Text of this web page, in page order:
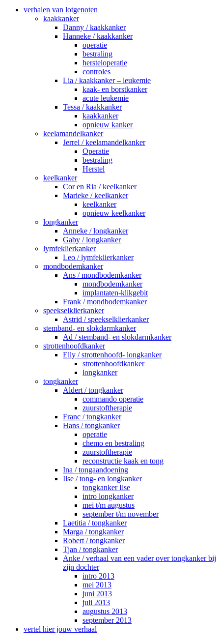
verhalen van lotgenoten
kaakkanker
Danny / kaakkanker
Hanneke / kaakkanker
operatie
bestraling
hersteloperatie
controles
Lia / kaakkanker – leukemie
kaak- en borstkanker
acute leukemie
Tessa / kaakkanker
kaakkanker
opnieuw kanker
keelamandelkanker
Jerrel / keelamandelkanker
Operatie
bestraling
Herstel
keelkanker
Cor en Ria / keelkanker
Marieke / keelkanker
keelkanker
opnieuw keelkanker
longkanker
Anneke / longkanker
Gaby / longkanker
lymfeklierkanker
Leo / lymfeklierkanker
mondbodemkanker
Ans / mondbodemkanker
mondbodemkanker
implantaten-klikgebit
Frank / mondbodemkanker
speekselklierkanker
Astrid / speekselklierkanker
stemband- en slokdarmkanker
Ad / stemband- en slokdarmkanker
strottenhoofdkanker
Elly / strottenhoofd- longkanker
strottenhoofdkanker
longkanker
tongkanker
Aldert / tongkanker
commando operatie
zuurstoftherapie
Franc / tongkanker
Hans / tongkanker
operatie
chemo en bestraling
zuurstoftherapie
reconstructie kaak en tong
Ina / tongaandoening
Ilse / tong- en longkanker
tongkanker Ilse
intro longkanker
mei t/m augustus
september t/m november
Laetitia / tongkanker
Marga / tongkanker
Robert / tongkanker
Tjan / tongkanker
Anke / verhaal van een vader over tongkanker bij
zijn dochter
intro 2013
mei 2013
juni 2013
juli 2013
augustus 2013
september 2013
vertel hier jouw verhaal